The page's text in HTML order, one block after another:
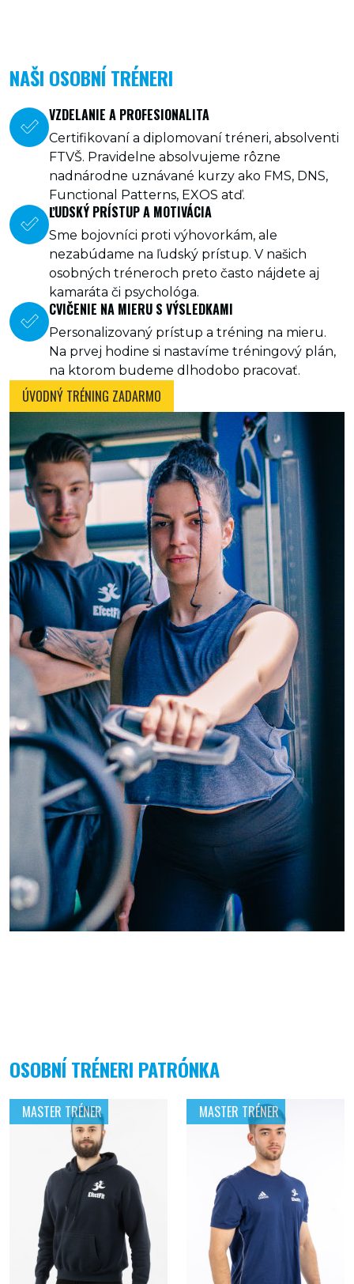
NAŠI OSOBNÍ TRÉNERI
VZDELANIE A PROFESIONALITA
Certifikovaní a diplomovaní tréneri, absolventi
FTVŠ. Pravidelne absolvujeme rôzne
nadnárodne uznávané kurzy ako FMS, DNS,
Functional Patterns, EXOS atď.
ĽUDSKÝ PRÍSTUP A MOTIVÁCIA
Sme bojovníci proti výhovorkám, ale
nezabúdame na ľudský prístup. V našich
osobných tréneroch preto často nájdete aj
kamaráta či psychológa.
CVIČENIE NA MIERU S VÝSLEDKAMI
Personalizovaný prístup a tréning na mieru.
Na prvej hodine si nastavíme tréningový plán,
na ktorom budeme dlhodobo pracovať.
ÚVODNÝ TRÉNING ZADARMO
OSOBNÍ TRÉNERI PATRÓNKA
MASTER TRÉNER MASTER TRÉNER